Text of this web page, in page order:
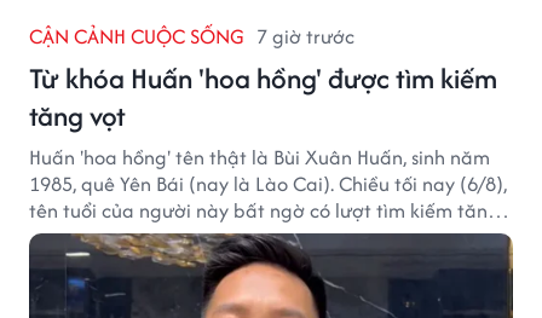
CẬN CẢNH CUỘC SỐNG 7 giờ trước
Từ khóa Huấn 'hoa hồng' được tìm kiếm
tăng vọt
Huấn 'hoa hồng' tên thật là Bùi Xuân Huấn, sinh năm
1985, quê Yên Bái (nay là Lào Cai). Chiều tối nay (6/8),
tên tuổi của người này bất ngờ có lượt tìm kiếm tăng
vọt.